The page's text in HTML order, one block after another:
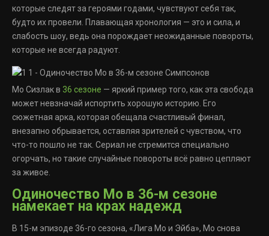
которые следят за героями годами, чувствуют себя так,
будто их провели. Плавающая хронология — это и сила, и
слабость шоу, ведь она порождает неожиданные повороты,
которые не всегда радуют.
Мо Сизлак в 36 сезоне — яркий пример того, как эта свобода
может невзначай испортить хорошую историю. Его
сюжетная арка, которая обещала счастливый финал,
внезапно обрывается, оставляя зрителей с чувством, что
что-то пошло не так. Сериал не стремится специально
огорчать, но такие случайные повороты всё равно цепляют
за живое.
Одиночество Мо в 36-м сезоне
намекает на крах надежд
В 15-м эпизоде 36-го сезона, «Лига Мо и Эйба», Мо снова